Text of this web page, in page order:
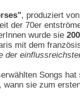
, produziert
der 70er
wurde sie
mit dem
der
Songs
wann sie zum